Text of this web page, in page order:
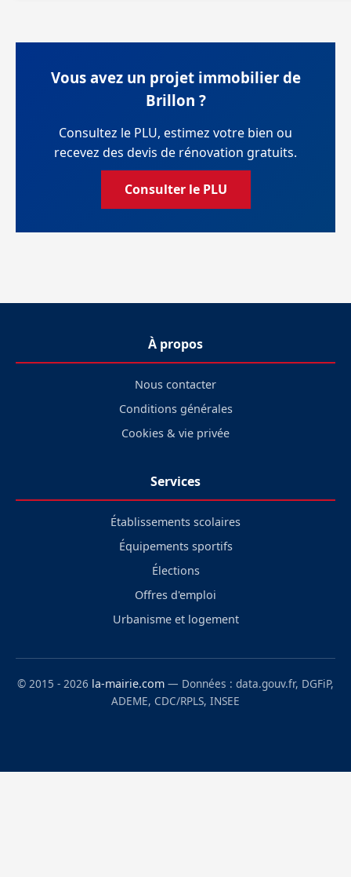
Vous avez un projet immobilier de
Brillon ?
Consultez le PLU, estimez votre bien ou
recevez des devis de rénovation gratuits.
Consulter le PLU
À propos
Nous contacter
Conditions générales
Cookies & vie privée
Services
Établissements scolaires
Équipements sportifs
Élections
Offres d'emploi
Urbanisme et logement
© 2015 - 2026 la-mairie.com — Données : data.gouv.fr, DGFiP,
ADEME, CDC/RPLS, INSEE